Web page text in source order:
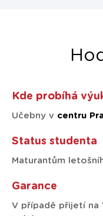
Kde probíhá
Učebny v centru
Status studenta
Maturantům
Garance
V případě přijetí na